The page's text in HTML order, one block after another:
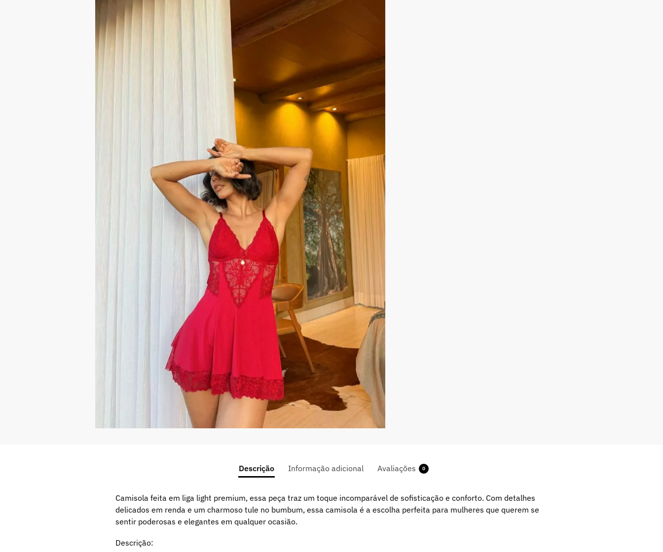
Descrição Informação adicional Avaliações 0
Camisola feita em liga light premium, essa peça traz um toque incomparável de sofisticação e conforto. Com detalhes
delicados em renda e um charmoso tule no bumbum, essa camisola é a escolha perfeita para mulheres que querem se
sentir poderosas e elegantes em qualquer ocasião.
Descrição: